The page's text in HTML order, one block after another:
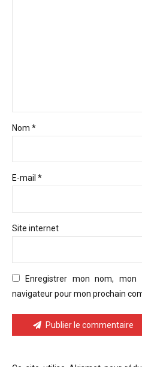
Nom *
E-mail *
Site internet
Enregistrer mon nom,
navigateur pour mon prochain
Publier le commentaire